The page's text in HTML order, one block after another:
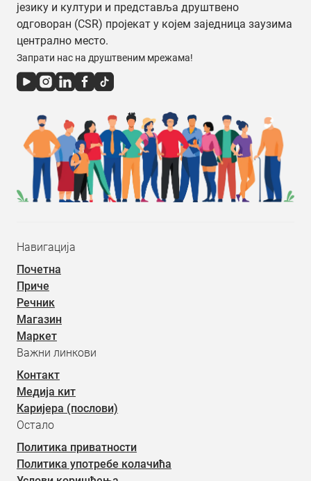
језику и култури и представља друштвено
одговоран (CSR) пројекат у којем заједница заузима
централно место.
Запрати нас на друштвеним мрежама!
Навигација
Почетна
Приче
Речник
Магазин
Маркет
Важни линкови
Контакт
Медија кит
Каријера (послови)
Остало
Политика приватности
Политика употребе колачића